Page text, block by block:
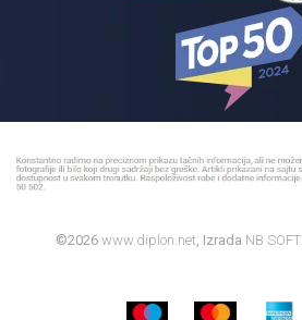
©2026 www.diplon.net , Izrada NB SOFT